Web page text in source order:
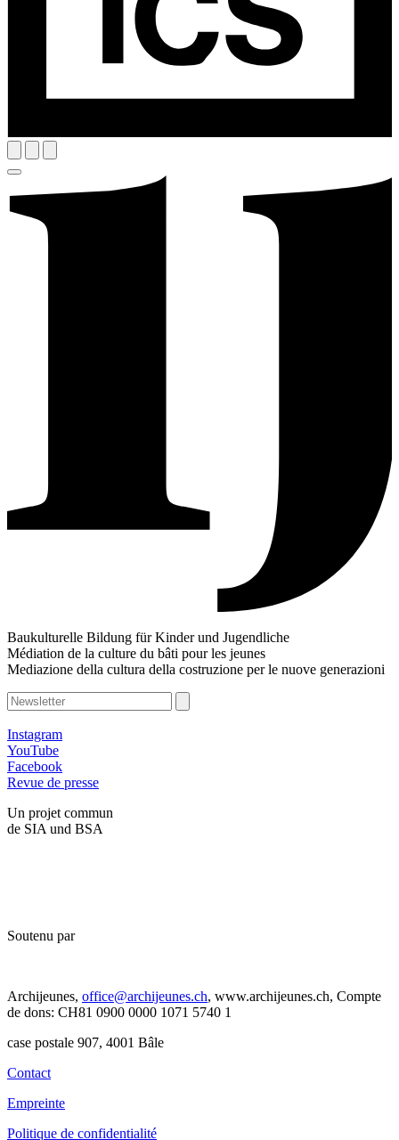
Baukulturelle Bildung für Kinder und Jugendliche
Médiation de la culture du bâti pour les jeunes
Mediazione della cultura della costruzione per le nuove generazioni
Instagram
YouTube
Facebook
Revue de presse
Un projet commun
de SIA und BSA
Soutenu par
Archijeunes, office@archijeunes.ch, www.archijeunes.ch, Compte
de dons: CH81 0900 0000 1071 5740 1
case postale 907, 4001 Bâle
Contact
Empreinte
Politique de confidentialité